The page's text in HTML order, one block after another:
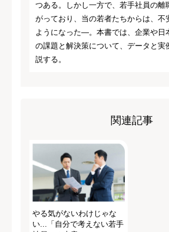
つある。しかし一方で、若手社員の離
がっており、当の若者たちからは、不
ようになった―。本書では、企業や日
の課題と解決策について、データと実
説する。
関連記事
やる気がないわけじゃな
い...「自分で考えない若手